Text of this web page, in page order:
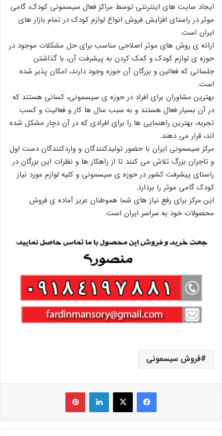
ایجاد سایت های اینترنتی توسط مراکز فعال سیسمونی کودک، گامی
موثر در راستای افزایش فروش انواع لوازم کودک در تمام بازار های
ایران است.
ارائه ی روش های موثر اصلاحی مناسب برای حل مشکلات موجود در
حوزه ی لوازم کودک و کمک کردن به پیشرفت آن، با گذاشتن
جلساتی که فعالین و بزرگان آن حوزه وجود دارند، امکان پذیر شده
است.
بهترین مشاوران برای افراد در حوزه ی سیسمونی، کسانی هستند که
در آن بسیار فعال هستند و به سبب سال ها کار و فعالیت و کسب
تجربه، بهترین راهنمایی ها را برای افرادی که در آن دچار مشکل شده
اند، قرار می دهند.
مرکز سیسمونی ایران با حضور تولیدکنندگان و واردکنندگان دست اول
و تاجران بزرگ تلاش می کنند تا از راهکار ها و نظرات این بزرگان در
راستای پیشرفت کشور در حوزه ی سیسمونی و کلیه لوازم مورد نیاز
کودک گامی موثر را بردارد.
این مرکز برای رفع نیاز های شما هموطنان عزیز آماده ی فروش
محصولات خود به سراسر ایران است.
فروش سیسمونی
فیس بوک X لینکدین ‫پین‌ترست